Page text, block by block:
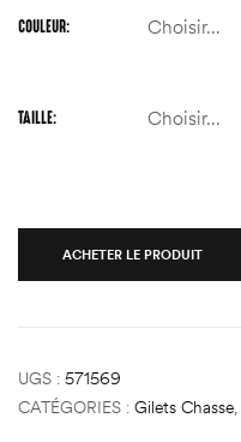
COULEUR
TAILLE
ACHETER LE PRODUIT
UGS : 571569
CATÉGORIES : Gilets Chasse,